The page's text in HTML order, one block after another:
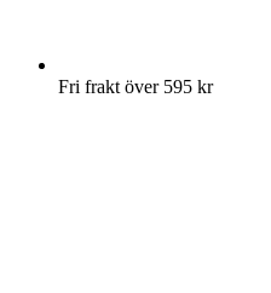
Fri frakt över 595 kr